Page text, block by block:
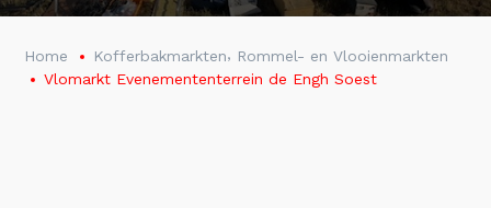
Home Kofferbakmarkten, Rommel- en Vlooienmarkten
Vlomarkt Evenemententerrein de Engh Soest